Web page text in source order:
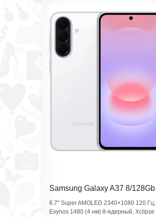
Samsung Galaxy A37 8/128Gb
Awesome White SM-
A376EZWDCAU
6.7" Super AMOLED 2340×1080 120 Гц;
Exynos 1480 (4 нм) 8‑ядерный, Xclipse